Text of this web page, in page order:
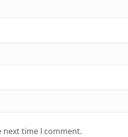
next time I comment.